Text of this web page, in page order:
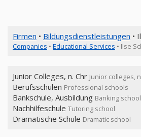
Firmen • Bildungsdienstleistungen •
Companies • Educational Services • Ilse
Junior Colleges, n. Chr Junior colleges,
Berufsschulen Professional schools
Bankschule, Ausbildung Banking
Nachhilfeschule Tutoring school
Dramatische Schule Dramatic school